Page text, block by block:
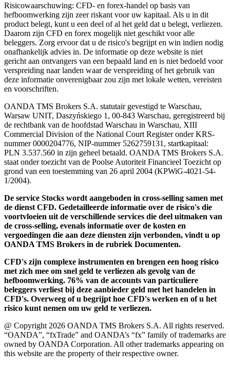
Risicowaarschuwing: CFD- en forex-handel op basis van
hefboomwerking zijn zeer riskant voor uw kapitaal. Als u in dit
product belegt, kunt u een deel of al het geld dat u belegt, verliezen.
Daarom zijn CFD en forex mogelijk niet geschikt voor alle
beleggers. Zorg ervoor dat u de risico's begrijpt en win indien nodig
onafhankelijk advies in. De informatie op deze website is niet
gericht aan ontvangers van een bepaald land en is niet bedoeld voor
verspreiding naar landen waar de verspreiding of het gebruik van
deze informatie onverenigbaar zou zijn met lokale wetten, vereisten
en voorschriften.
OANDA TMS Brokers S.A. statutair gevestigd te Warschau,
Warsaw UNIT, Daszyńskiego 1, 00-843 Warschau, geregistreerd bij
de rechtbank van de hoofdstad Warschau in Warschau, XIII
Commercial Division of the National Court Register onder KRS-
nummer 0000204776, NIP-nummer 5262759131, startkapitaal:
PLN 3.537.560 in zijn geheel betaald. OANDA TMS Brokers S.A.
staat onder toezicht van de Poolse Autoriteit Financieel Toezicht op
grond van een toestemming van 26 april 2004 (KPWiG-4021-54-
1/2004).
De service Stocks wordt aangeboden in cross-selling samen met
de dienst CFD. Gedetailleerde informatie over de risico's die
voortvloeien uit de verschillende services die deel uitmaken van
de cross-selling, evenals informatie over de kosten en
vergoedingen die aan deze diensten zijn verbonden, vindt u op
OANDA TMS Brokers in de rubriek Documenten.
CFD's zijn complexe instrumenten en brengen een hoog risico
met zich mee om snel geld te verliezen als gevolg van de
hefboomwerking. 76% van de accounts van particuliere
beleggers verliest bij deze aanbieder geld met het handelen in
CFD's. Overweeg of u begrijpt hoe CFD's werken en of u het
risico kunt nemen om uw geld te verliezen.
@ Copyright 2026 OANDA TMS Brokers S.A. All rights reserved.
“OANDA”, “fxTrade” and OANDA’s “fx” family of trademarks are
owned by OANDA Corporation. All other trademarks appearing on
this website are the property of their respective owner.